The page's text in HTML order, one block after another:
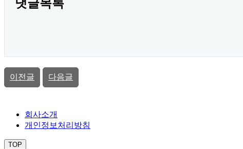
댓글목록
이전글 다음글
회사소개
개인정보처리방침
TOP